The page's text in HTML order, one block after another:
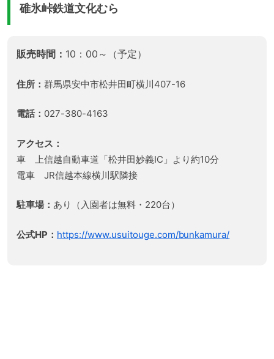
碓氷峠鉄道文化むら
販売時間： 10：00～（予定）
住所： 群馬県安中市松井田町横川407-16
電話： 027-380-4163
アクセス：
車 上信越自動車道「松井田妙義IC」より約10分
電車 JR信越本線横川駅隣接
駐車場： あり（入園者は無料・220台）
公式HP： https://www.usuitouge.com/bunkamura/